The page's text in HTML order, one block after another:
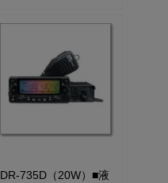
DR-735D（20W）■液